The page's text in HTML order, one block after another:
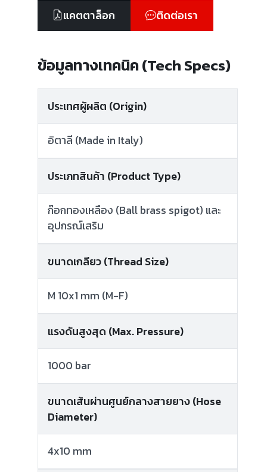
แคตตาล็อก ติดต่อเรา
ข้อมูลทางเทคนิค (Tech Specs)
ประเทศผู้ผลิต (Origin)
อิตาลี (Made in Italy)
ประเภทสินค้า (Product Type)
ก๊อกทองเหลือง (Ball brass spigot) และ
อุปกรณ์เสริม
ขนาดเกลียว (Thread Size)
M 10x1 mm (M-F)
แรงดันสูงสุด (Max. Pressure)
1000 bar
ขนาดเส้นผ่านศูนย์กลางสายยาง (Hose
Diameter)
4x10 mm